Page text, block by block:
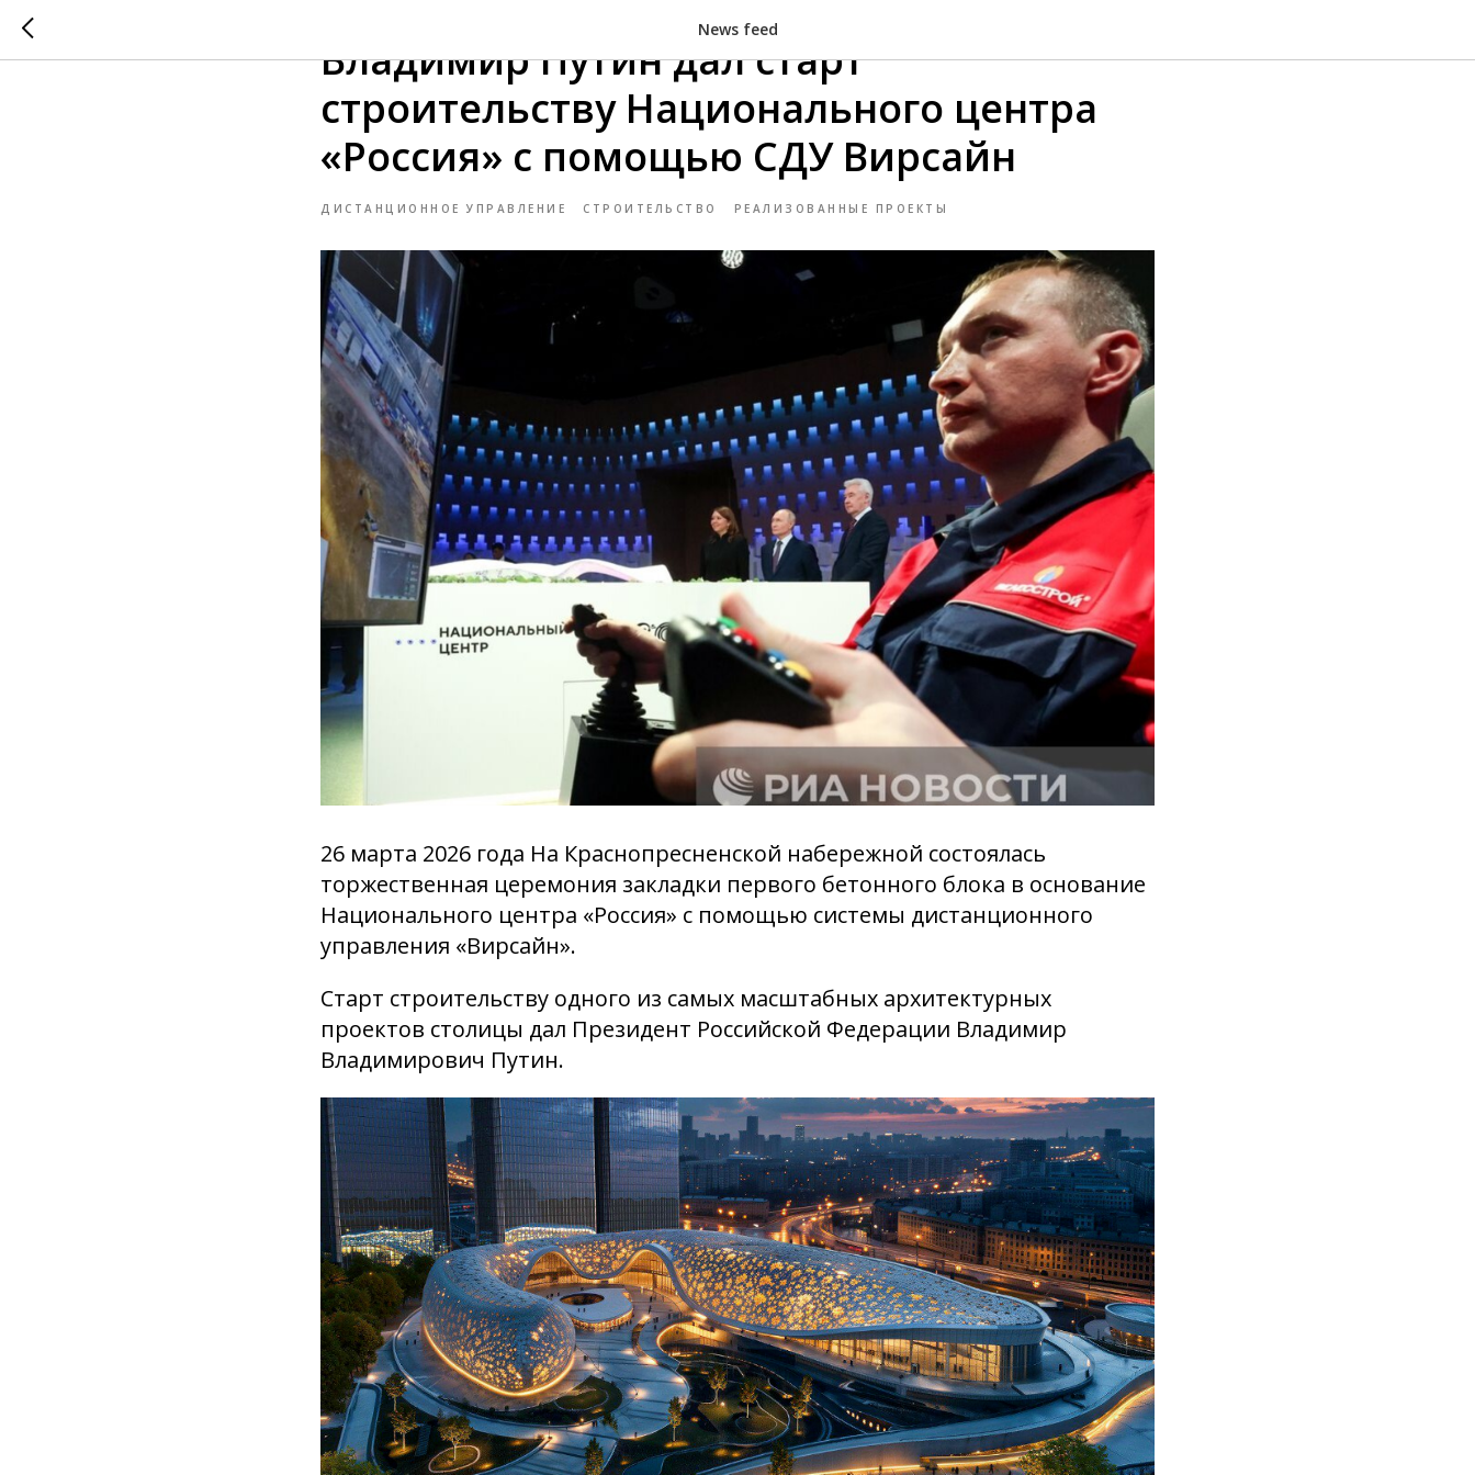
News feed
Владимир Путин дал старт
строительству Национального центра
«Россия» с помощью СДУ Вирсайн
ДИСТАНЦИОННОЕ УПРАВЛЕНИЕ СТРОИТЕЛЬСТВО РЕАЛИЗОВАННЫЕ ПРОЕКТЫ
26 марта 2026 года На Краснопресненской набережной состоялась
торжественная церемония закладки первого бетонного блока в основание
Национального центра «Россия» с помощью системы дистанционного
управления «Вирсайн».
Старт строительству одного из самых масштабных архитектурных
проектов столицы дал Президент Российской Федерации Владимир
Владимирович Путин.